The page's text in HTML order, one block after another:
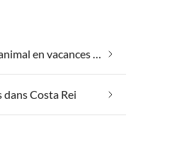
Emmener votre animal en vacances dans Costa Rei
Costa Rei